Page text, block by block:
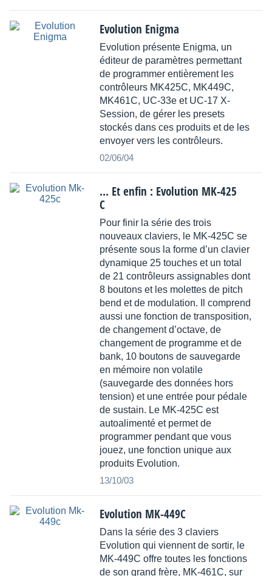
Evolution Enigma
Evolution présente Enigma, un
éditeur de paramètres permettant
de programmer entièrement les
contrôleurs MK425C, MK449C,
MK461C, UC-33e et UC-17 X-
Session, de gérer les presets
stockés dans ces produits et de les
envoyer vers les contrôleurs.
02/06/04
... Et enfin : Evolution MK-425
C
Pour finir la série des trois
nouveaux claviers, le MK-425C se
présente sous la forme d’un clavier
dynamique 25 touches et un total
de 21 contrôleurs assignables dont
8 boutons et les molettes de pitch
bend et de modulation. Il comprend
aussi une fonction de transposition,
de changement d’octave, de
changement de programme et de
bank, 10 boutons de sauvegarde
en mémoire non volatile
(sauvegarde des données hors
tension) et une entrée pour pédale
de sustain. Le MK-425C est
autoalimenté et permet de
programmer pendant que vous
jouez, une fonction unique aux
produits Evolution.
13/10/03
Evolution MK-449C
Dans la série des 3 claviers
Evolution qui viennent de sortir, le
MK-449C offre toutes les fonctions
de son grand frère, MK-461C, sur